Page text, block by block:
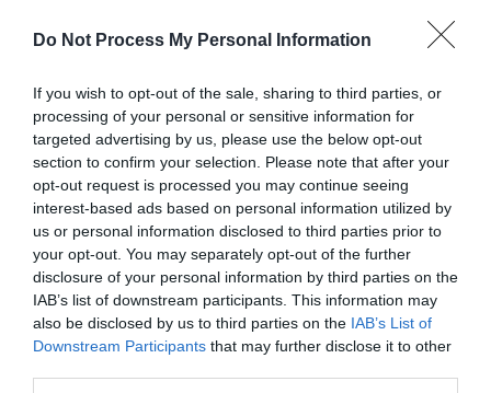
Do Not Process My Personal Information
If you wish to opt-out of the sale, sharing to third parties, or
processing of your personal or sensitive information for
targeted advertising by us, please use the below opt-out
section to confirm your selection. Please note that after your
opt-out request is processed you may continue seeing
interest-based ads based on personal information utilized by
us or personal information disclosed to third parties prior to
your opt-out. You may separately opt-out of the further
disclosure of your personal information by third parties on the
IAB’s list of downstream participants. This information may
also be disclosed by us to third parties on the IAB’s List of
Downstream Participants that may further disclose it to other
de vérifier la cuisson en plantant la lame d’un couteau
au centre : celle-ci doit ressortir sèche ou avec
important de ne pas ouvrir la porte du four avant ce
moment pour éviter de faire retomber la levée. Après la
cuisson, laisser le gâteau reposer 5 à 10 minutes dans
le moule avant de le démouler sur une grille permet de
préserver sa texture moelleuse.
Le secret invisible pour choisir des fraises
savoureuses
Découvrez l’astuce secrète pour un cake toujours